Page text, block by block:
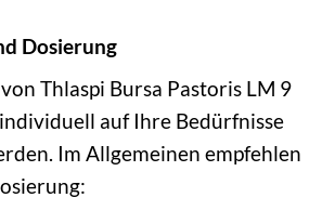
Dosierung
Thlaspi Bursa Pastoris LM 9
auf Ihre Bedürfnisse
Im Allgemeinen empfehlen